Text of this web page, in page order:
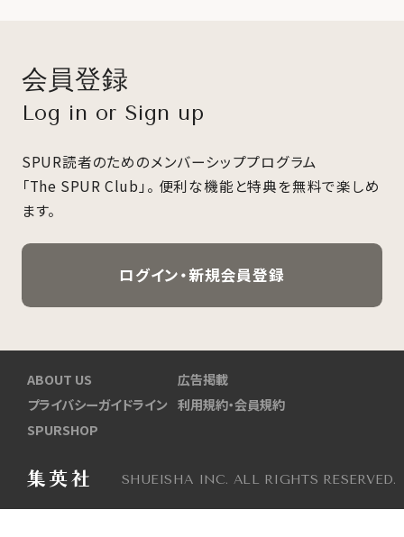
会員登録
Log in or Sign up
SPUR読者のためのメンバーシッププログラム
「The SPUR Club」。 便利な機能と特典を無料で楽しめ
ます。
ログイン・新規会員登録
ABOUT US
広告掲載
プライバシーガイドライン 利用規約・会員規約
SPURSHOP
SHUEISHA INC. ALL RIGHTS RESERVED.